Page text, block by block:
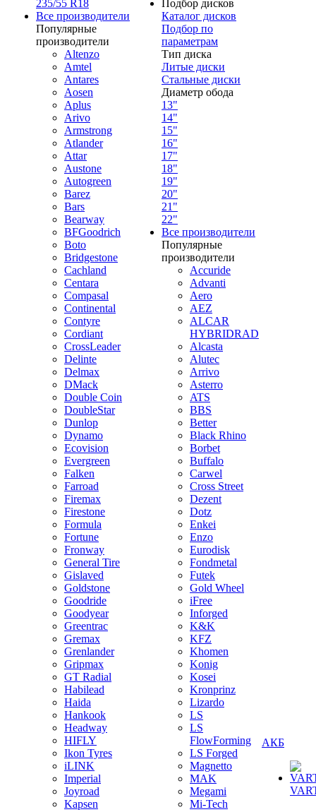
235/55 R18
Все производители
Популярные
производители
Altenzo
Amtel
Antares
Aosen
Aplus
Arivo
Armstrong
Atlander
Attar
Austone
Autogreen
Barez
Bars
Bearway
BFGoodrich
Boto
Bridgestone
Cachland
Centara
Compasal
Continental
Contyre
Cordiant
CrossLeader
Delinte
Delmax
DMack
Double Coin
DoubleStar
Dunlop
Dynamo
Ecovision
Evergreen
Falken
Farroad
Firemax
Firestone
Formula
Fortune
Fronway
General Tire
Gislaved
Goldstone
Goodride
Goodyear
Greentrac
Gremax
Grenlander
Gripmax
GT Radial
Habilead
Haida
Hankook
Headway
HIFLY
Ikon Tyres
iLINK
Imperial
Joyroad
Kapsen
Подбор дисков
Каталог дисков
Подбор по
параметрам
Тип диска
Литые диски
Стальные диски
Диаметр обода
13"
14"
15"
16"
17"
18"
19"
20"
21"
22"
Все производители
Популярные
производители
Accuride
Advanti
Aero
AEZ
ALCAR
HYBRIDRAD
Alcasta
Alutec
Arrivo
Asterro
ATS
BBS
Better
Black Rhino
Borbet
Buffalo
Carwel
Cross Street
Dezent
Dotz
Enkei
Enzo
Eurodisk
Fondmetal
Futek
Gold Wheel
iFree
Inforged
K&K
KFZ
Khomen
Konig
Kosei
Kronprinz
Lizardo
LS
LS
FlowForming
LS Forged
Magnetto
MAK
Megami
Mi-Tech
АКБ